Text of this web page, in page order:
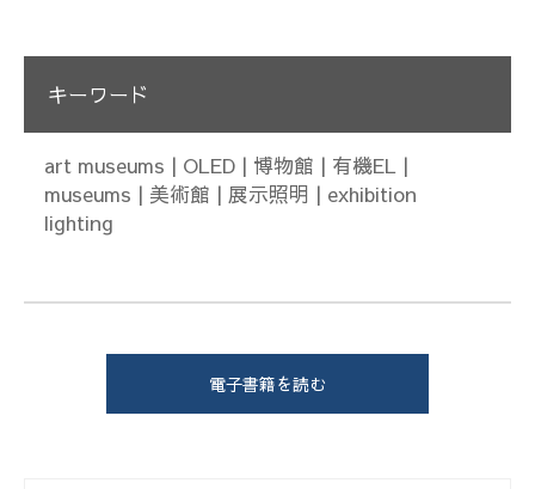
キーワード
art museums | OLED | 博物館 | 有機EL |
museums | 美術館 | 展示照明 | exhibition
lighting
電子書籍を読む